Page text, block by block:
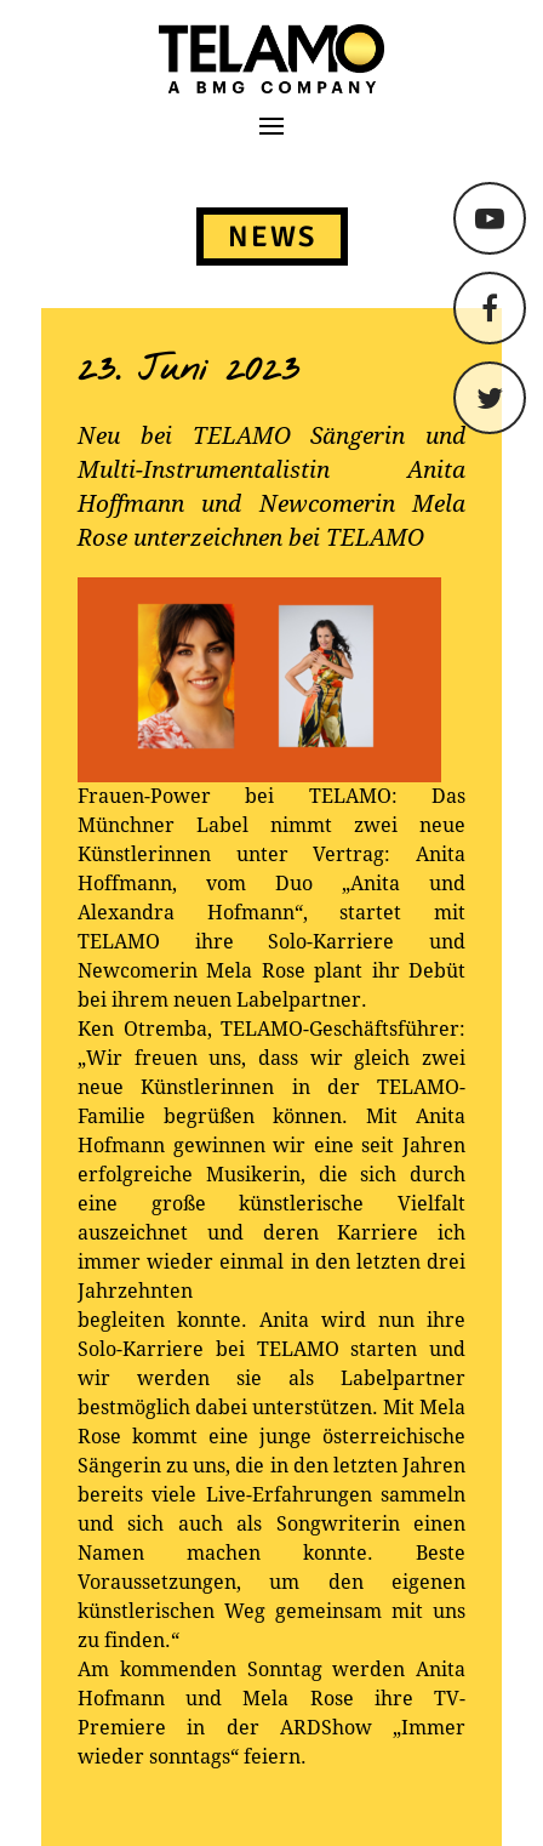
TELAMO
Primäres Menü
NEWS
23. Juni 2023
Neu bei TELAMO Sängerin und
Multi-Instrumentalistin Anita
Hoffmann und Newcomerin Mela
Rose unterzeichnen bei TELAMO
Frauen-Power bei TELAMO: Das
Münchner Label nimmt zwei neue
Künstlerinnen unter Vertrag: Anita
Hoffmann, vom Duo „Anita und
Alexandra Hofmann“, startet mit
TELAMO ihre Solo-Karriere und
Newcomerin Mela Rose plant ihr Debüt
bei ihrem neuen Labelpartner.
Ken Otremba, TELAMO-Geschäftsführer:
„Wir freuen uns, dass wir gleich zwei
neue Künstlerinnen in der TELAMO-
Familie begrüßen können. Mit Anita
Hofmann gewinnen wir eine seit Jahren
erfolgreiche Musikerin, die sich durch
eine große künstlerische Vielfalt
auszeichnet und deren Karriere ich
immer wieder einmal in den letzten drei
Jahrzehnten
begleiten konnte. Anita wird nun ihre
Solo-Karriere bei TELAMO starten und
wir werden sie als Labelpartner
bestmöglich dabei unterstützen. Mit Mela
Rose kommt eine junge österreichische
Sängerin zu uns, die in den letzten Jahren
bereits viele Live-Erfahrungen sammeln
und sich auch als Songwriterin einen
Namen machen konnte. Beste
Voraussetzungen, um den eigenen
künstlerischen Weg gemeinsam mit uns
zu finden.“
Am kommenden Sonntag werden Anita
Hofmann und Mela Rose ihre TV-
Premiere in der ARDShow „Immer
wieder sonntags“ feiern.